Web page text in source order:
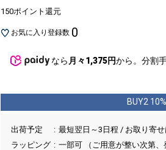
150ポイント還元
お気に入り登録数 0
なら 月々1,375円から。分割
BUY2
出荷予定
最短翌日～3日程 / お取り寄
ラッピング
一部可 （ご用意が整い次第、